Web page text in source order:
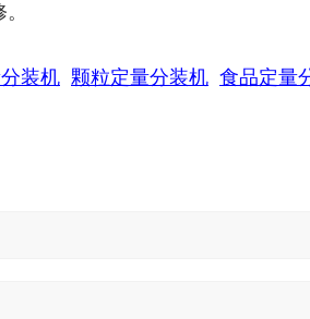
装机 颗粒定量分装机 食品定量